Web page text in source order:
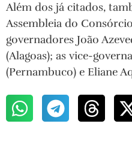
Além dos já citados,
Assembleia do
governadores João
(Alagoas); as vice-
(Pernambuco) e Eliane